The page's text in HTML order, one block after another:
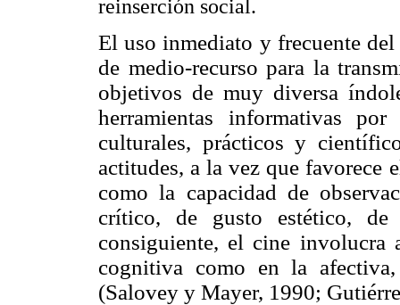
reinserción social.
El uso inmediato y frecuente
de medio-recurso para la
objetivos de muy diversa
herramientas informativas
culturales, prácticos y
actitudes, a la vez que favorece
como la capacidad de
crítico, de gusto estético, de
consiguiente, el cine involucra
cognitiva como en la
(Salovey y Mayer, 1990;